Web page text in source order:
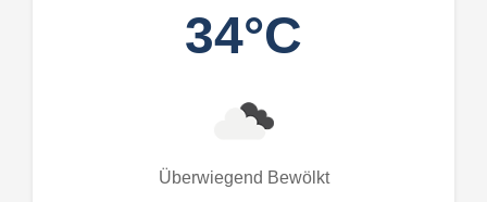
34°C
Überwiegend Bewölkt